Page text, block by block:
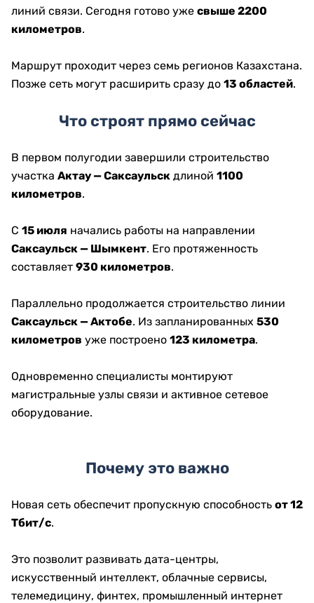
линий связи. Сегодня готово уже свыше 2200
километров.
Маршрут проходит через семь регионов Казахстана.
Позже сеть могут расширить сразу до 13 областей.
Что строят прямо сейчас
В первом полугодии завершили строительство
участка Актау — Саксаульск длиной 1100
километров.
С 15 июля начались работы на направлении
Саксаульск — Шымкент. Его протяженность
составляет 930 километров.
Параллельно продолжается строительство линии
Саксаульск — Актобе. Из запланированных 530
километров уже построено 123 километра.
Одновременно специалисты монтируют
магистральные узлы связи и активное сетевое
оборудование.
Почему это важно
Новая сеть обеспечит пропускную способность от 12
Тбит/с.
Это позволит развивать дата-центры,
искусственный интеллект, облачные сервисы,
телемедицину, финтех, промышленный интернет